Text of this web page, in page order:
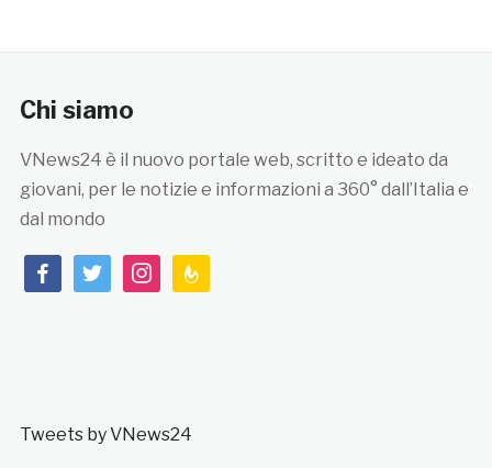
Chi siamo
VNews24 è il nuovo portale web, scritto e ideato da
giovani, per le notizie e informazioni a 360° dall’Italia e
dal mondo
facebooktwitterinstagramfeedburner
Tweets by VNews24